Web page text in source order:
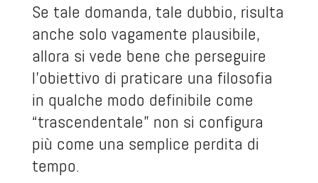
Se tale domanda, tale dubbio, risulta
anche solo vagamente plausibile,
allora si vede bene che perseguire
l’obiettivo di praticare una filosofia
in qualche modo definibile come
“trascendentale” non si configura
più come una semplice perdita di
tempo.